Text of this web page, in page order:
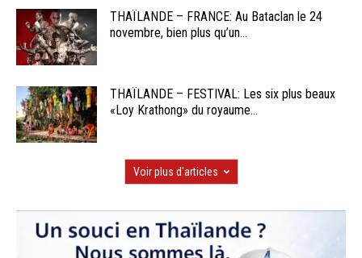
THAÏLANDE – FRANCE: Au Bataclan le 24
novembre, bien plus qu’un...
THAÏLANDE – FESTIVAL: Les six plus beaux
«Loy Krathong» du royaume...
Voir plus d'articles